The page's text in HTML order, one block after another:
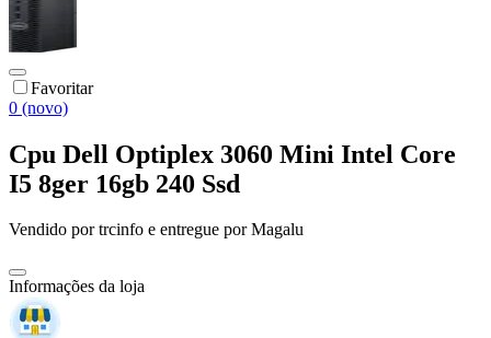
Favoritar
0 (novo)
Cpu Dell Optiplex 3060 Mini Intel Core
I5 8ger 16gb 240 Ssd
Vendido portrcinfo e entregue por Magalu
Informações da loja